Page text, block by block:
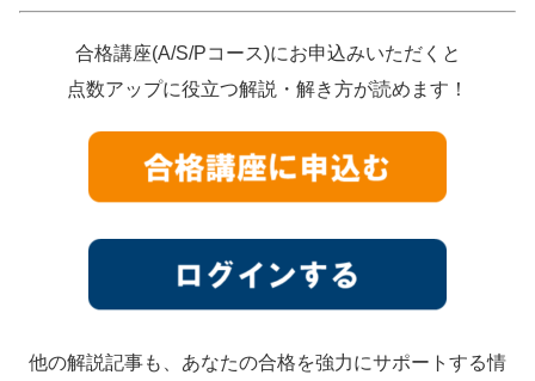
合格講座(A/S/Pコース)にお申込みいただくと
点数アップに役立つ解説・解き方が読めます！
他の解説記事も、あなたの合格を強力にサポートする情